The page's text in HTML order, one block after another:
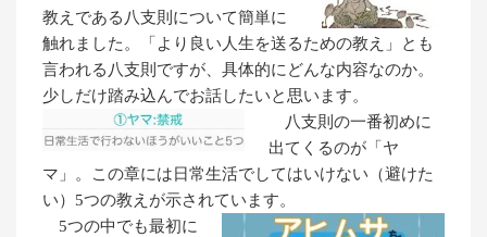
教えである八支則について簡単に
触れました。「より良い人生を送るための教え」とも
言われる八支則ですが、具体的にどんな内容なのか。
少しだけ踏み込んでお話したいと思います。
八支則の一番初めに
出てくるのが「ヤ
マ」。この章には日常生活でしてはいけない（避けた
い）5つの教えが示されています。
5つの中でも最初に